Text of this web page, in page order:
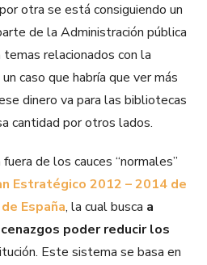
otra se está consiguiendo un
de la Administración pública
relacionados con la
caso que habría que ver más
dinero va para las bibliotecas
cantidad por otros lados.
de los cauces “normales”
Estratégico 2012 – 2014 de
España, la cual busca a
poder reducir los
Este sistema se basa en